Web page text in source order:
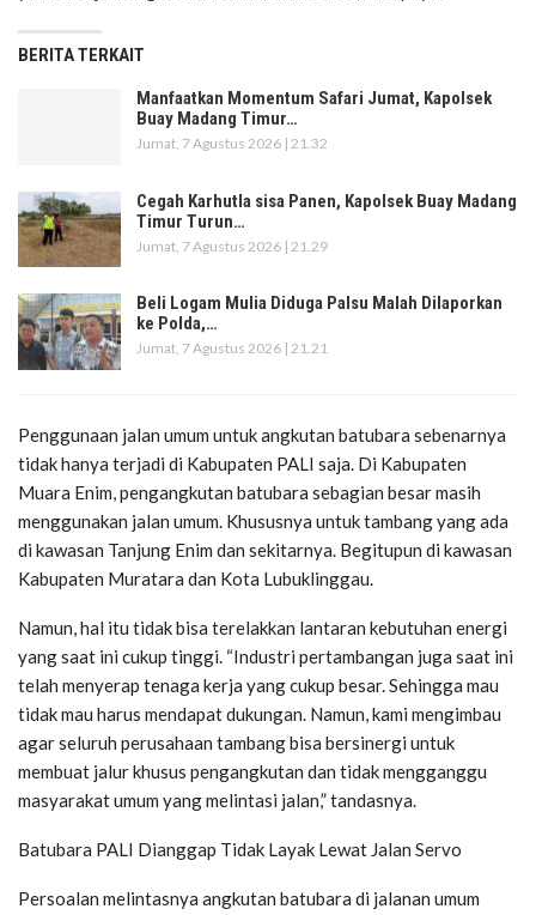
BERITA TERKAIT
Manfaatkan Momentum Safari Jumat, Kapolsek
Buay Madang Timur…
Jumat, 7 Agustus 2026 | 21.32
Cegah Karhutla sisa Panen, Kapolsek Buay Madang
Timur Turun…
Jumat, 7 Agustus 2026 | 21.29
Beli Logam Mulia Diduga Palsu Malah Dilaporkan
ke Polda,…
Jumat, 7 Agustus 2026 | 21.21
Penggunaan jalan umum untuk angkutan batubara sebenarnya
tidak hanya terjadi di Kabupaten PALI saja. Di Kabupaten
Muara Enim, pengangkutan batubara sebagian besar masih
menggunakan jalan umum. Khususnya untuk tambang yang ada
di kawasan Tanjung Enim dan sekitarnya. Begitupun di kawasan
Kabupaten Muratara dan Kota Lubuklinggau.
Namun, hal itu tidak bisa terelakkan lantaran kebutuhan energi
yang saat ini cukup tinggi. “Industri pertambangan juga saat ini
telah menyerap tenaga kerja yang cukup besar. Sehingga mau
tidak mau harus mendapat dukungan. Namun, kami mengimbau
agar seluruh perusahaan tambang bisa bersinergi untuk
membuat jalur khusus pengangkutan dan tidak mengganggu
masyarakat umum yang melintasi jalan,” tandasnya.
Batubara PALI Dianggap Tidak Layak Lewat Jalan Servo
Persoalan melintasnya angkutan batubara di jalanan umum